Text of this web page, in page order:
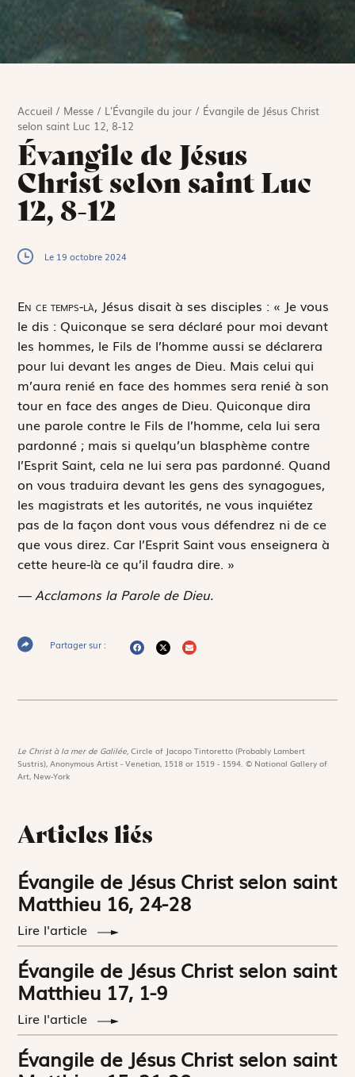
Accueil / Messe / L'Évangile du jour / Évangile de Jésus Christ
selon saint Luc 12, 8-12
Évangile de Jésus
Christ selon saint Luc
12, 8-12
Le 19 octobre 2024
En ce temps-là, Jésus disait à ses disciples : « Je vous
le dis : Quiconque se sera déclaré pour moi devant
les hommes, le Fils de l’homme aussi se déclarera
pour lui devant les anges de Dieu. Mais celui qui
m’aura renié en face des hommes sera renié à son
tour en face des anges de Dieu. Quiconque dira
une parole contre le Fils de l’homme, cela lui sera
pardonné ; mais si quelqu’un blasphème contre
l’Esprit Saint, cela ne lui sera pas pardonné. Quand
on vous traduira devant les gens des synagogues,
les magistrats et les autorités, ne vous inquiétez
pas de la façon dont vous vous défendrez ni de ce
que vous direz. Car l’Esprit Saint vous enseignera à
cette heure-là ce qu’il faudra dire. »
— Acclamons la Parole de Dieu.
Partager sur :
Le Christ à la mer de Galilée,Circle of Jacopo Tintoretto (Probably Lambert
Sustris), Anonymous Artist - Venetian, 1518 or 1519 - 1594. © National Gallery of
Art, New-York
Articles liés
Évangile de Jésus Christ selon saint
Matthieu 16, 24-28
Lire l'article
Évangile de Jésus Christ selon saint
Matthieu 17, 1-9
Lire l'article
Évangile de Jésus Christ selon saint